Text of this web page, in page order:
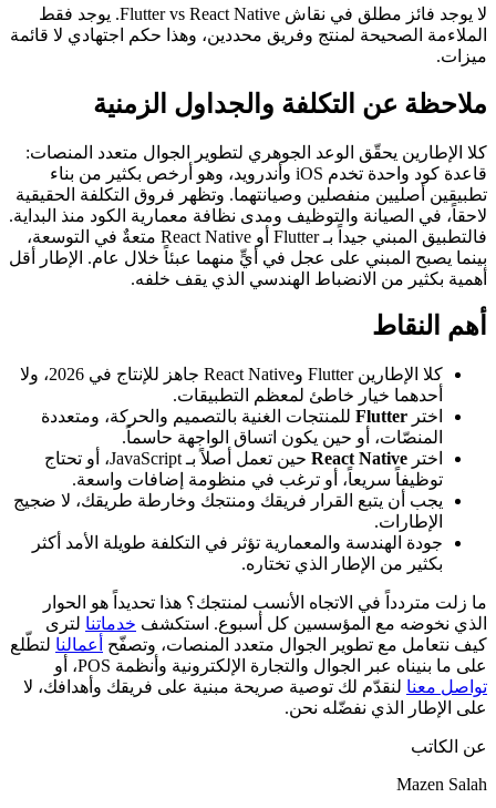
لا يوجد فائز مطلق في نقاش Flutter vs React Native. يوجد فقط
الملاءمة الصحيحة لمنتج وفريق محددين، وهذا حكم اجتهادي لا قائمة
ميزات.
ملاحظة عن التكلفة والجداول الزمنية
كلا الإطارين يحقّق الوعد الجوهري لتطوير الجوال متعدد المنصات:
قاعدة كود واحدة تخدم iOS وأندرويد، وهو أرخص بكثير من بناء
تطبيقين أصليين منفصلين وصيانتهما. وتظهر فروق التكلفة الحقيقية
لاحقاً، في الصيانة والتوظيف ومدى نظافة معمارية الكود منذ البداية.
فالتطبيق المبني جيداً بـ Flutter أو React Native متعةٌ في التوسعة،
بينما يصبح المبني على عجل في أيٍّ منهما عبئاً خلال عام. الإطار أقل
أهمية بكثير من الانضباط الهندسي الذي يقف خلفه.
أهم النقاط
كلا الإطارين Flutter وReact Native جاهز للإنتاج في 2026، ولا
أحدهما خيار خاطئ لمعظم التطبيقات.
اختر Flutter للمنتجات الغنية بالتصميم والحركة، ومتعددة
المنصّات، أو حين يكون اتساق الواجهة حاسماً.
اختر React Native
حين تعمل أصلاً بـ JavaScript، أو تحتاج
توظيفاً سريعاً، أو ترغب في منظومة إضافات واسعة.
يجب أن يتبع القرار فريقك ومنتجك وخارطة طريقك، لا ضجيج
الإطارات.
جودة الهندسة والمعمارية تؤثر في التكلفة طويلة الأمد أكثر
بكثير من الإطار الذي تختاره.
ما زلت متردداً في الاتجاه الأنسب لمنتجك؟ هذا تحديداً هو الحوار
الذي نخوضه مع المؤسسين كل أسبوع. استكشف خدماتنا لترى
كيف نتعامل مع تطوير الجوال متعدد المنصات، وتصفّح
أعمالنا لتطّلع
على ما بنيناه عبر الجوال والتجارة الإلكترونية وأنظمة POS، أو
تواصل معنا لنقدّم لك توصية صريحة مبنية على فريقك وأهدافك، لا
على الإطار الذي نفضّله نحن.
عن الكاتب
Mazen Salah